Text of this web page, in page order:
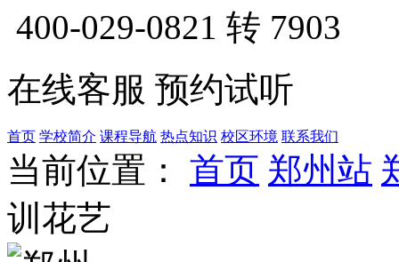
400-029-0821 转 7903
在线客服 预约试听
首页 学校简介 课程导航 热点知识 校区环境 联系我们
当前位置： 首页 郑州站
训花艺